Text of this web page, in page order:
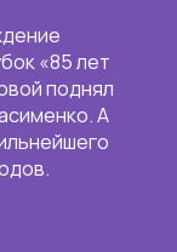
«85 лет
поднял
А